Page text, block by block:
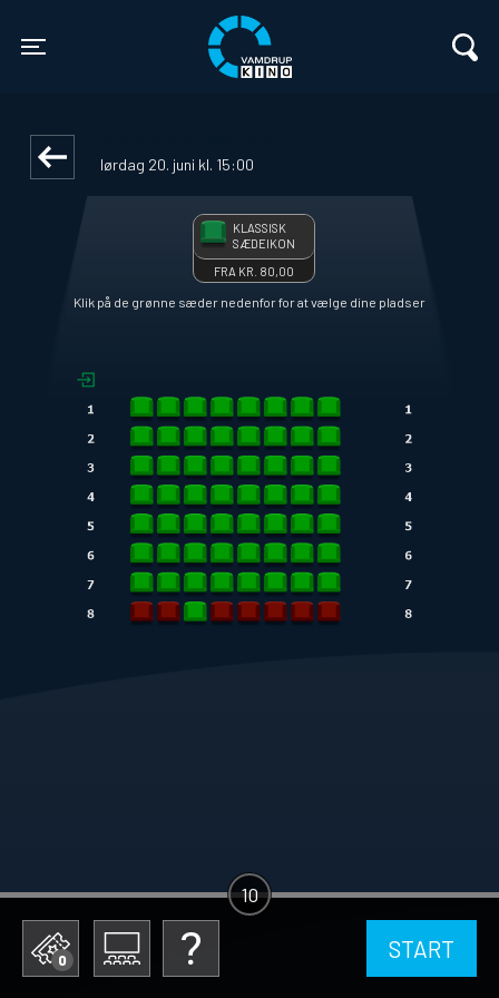
Vamdrup Kino
lørdag 20. juni kl. 15:00
KLASSISK
SÆDEIKON
FRA KR. 80,00
Klik på de grønne sæder nedenfor for at vælge dine pladser
0 START
10
1step-front02 043753